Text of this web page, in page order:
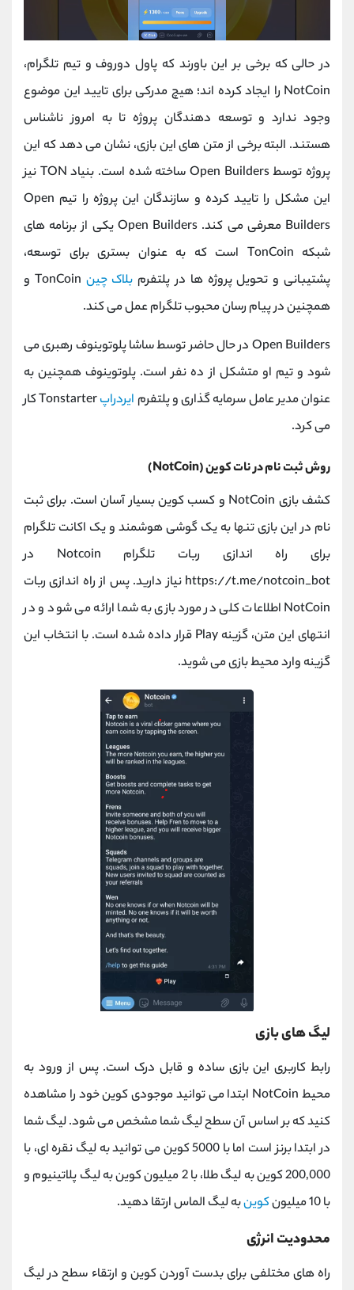
در حالی که برخی بر این باورند که پاول دوروف و تیم تلگرام،
NotCoin را ایجاد کرده اند؛ هیچ مدرکی برای تایید این موضوع
وجود ندارد و توسعه دهندگان پروژه تا به امروز ناشناس
هستند. البته برخی از متن های این بازی، نشان می دهد که این
پروژه توسط Open Builders ساخته شده است. بنیاد TON نیز
این مشکل را تایید کرده و سازندگان این پروژه را تیم Open
Builders معرفی می کند. Open Builders یکی از برنامه های
شبکه TonCoin است که به عنوان بستری برای توسعه،
پشتیبانی و تحویل پروژه ها در پلتفرم بلاک چین
TonCoin و
همچنین در پیام رسان محبوب تلگرام عمل می کند.
Open Builders در حال حاضر توسط ساشا پلوتوینوف رهبری می
شود و تیم او متشکل از ده نفر است. پلوتوینوف همچنین به
عنوان مدیر عامل سرمایه گذاری و پلتفرم ایردراپ
Tonstarter کار
می کرد.
روش ثبت نام در نات کوین (NotCoin)
کشف بازی NotCoin و کسب کوین بسیار آسان است. برای ثبت
نام در این بازی تنها به یک گوشی هوشمند و یک اکانت تلگرام
برای راه اندازی ربات تلگرام Notcoin در
https://t.me/notcoin_bot نیاز دارید. پس از راه اندازی ربات
NotCoin اطلاعات کلی در مورد بازی به شما ارائه می شود و در
انتهای این متن، گزینه Play قرار داده شده است. با انتخاب این
گزینه وارد محیط بازی می شوید.
لیگ های بازی
رابط کاربری این بازی ساده و قابل درک است. پس از ورود به
محیط NotCoin ابتدا می توانید موجودی کوین خود را مشاهده
کنید که بر اساس آن سطح لیگ شما مشخص می شود. لیگ شما
در ابتدا برنز است اما با 5000 کوین می توانید به لیگ نقره ای، با
200,000 کوین به لیگ طلا، با 2 میلیون کوین به لیگ پلاتینیوم و
با 10 میلیون
کوینبه لیگ الماس ارتقا دهید.
محدودیت انرژی
راه های مختلفی برای بدست آوردن کوین و ارتقاء سطح در لیگ